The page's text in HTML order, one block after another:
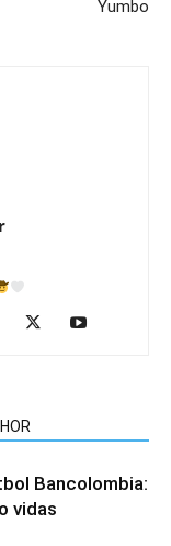
Yumbo
Bancolombia:
vidas